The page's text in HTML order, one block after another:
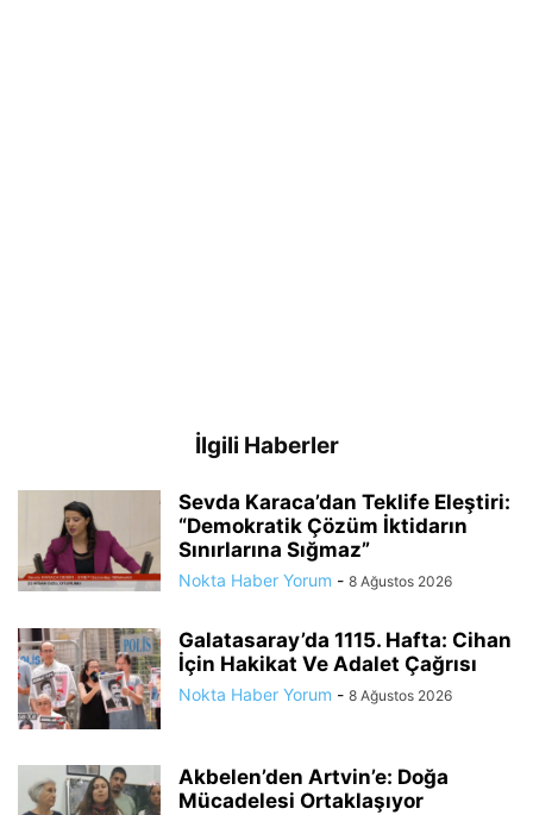
İlgili Haberler
Sevda Karaca’dan Teklife Eleştiri:
“Demokratik Çözüm İktidarın
Sınırlarına Sığmaz”
Nokta Haber Yorum - 8 Ağustos 2026
Galatasaray’da 1115. Hafta: Cihan
İçin Hakikat Ve Adalet Çağrısı
Nokta Haber Yorum - 8 Ağustos 2026
Akbelen’den Artvin’e: Doğa
Mücadelesi Ortaklaşıyor